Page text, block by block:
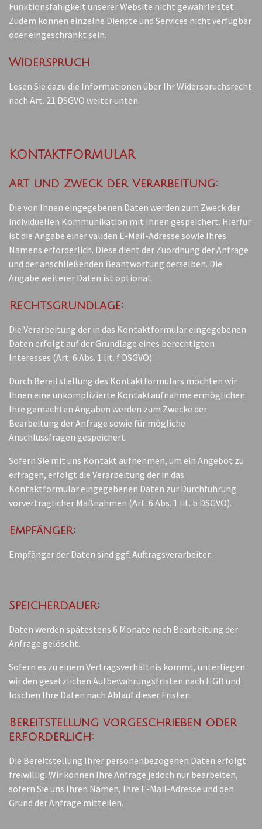
Funktionsfähigkeit unserer Website nicht gewährleistet.
Zudem können einzelne Dienste und Services nicht verfügbar
oder eingeschränkt sein.
Widerspruch
Lesen Sie dazu die Informationen über Ihr Widerspruchsrecht
nach Art. 21 DSGVO weiter unten.
Kontaktformular
Art und Zweck der Verarbeitung:
Die von Ihnen eingegebenen Daten werden zum Zweck der
individuellen Kommunikation mit Ihnen gespeichert. Hierfür
ist die Angabe einer validen E-Mail-Adresse sowie Ihres
Namens erforderlich. Diese dient der Zuordnung der Anfrage
und der anschließenden Beantwortung derselben. Die
Angabe weiterer Daten ist optional.
Rechtsgrundlage:
Die Verarbeitung der in das Kontaktformular eingegebenen
Daten erfolgt auf der Grundlage eines berechtigten
Interesses (Art. 6 Abs. 1 lit. f DSGVO).
Durch Bereitstellung des Kontaktformulars möchten wir
Ihnen eine unkomplizierte Kontaktaufnahme ermöglichen.
Ihre gemachten Angaben werden zum Zwecke der
Bearbeitung der Anfrage sowie für mögliche
Anschlussfragen gespeichert.
Sofern Sie mit uns Kontakt aufnehmen, um ein Angebot zu
erfragen, erfolgt die Verarbeitung der in das
Kontaktformular eingegebenen Daten zur Durchführung
vorvertraglicher Maßnahmen (Art. 6 Abs. 1 lit. b DSGVO).
Empfänger:
Empfänger der Daten sind ggf. Auftragsverarbeiter.
Speicherdauer:
Daten werden spätestens 6 Monate nach Bearbeitung der
Anfrage gelöscht.
Sofern es zu einem Vertragsverhältnis kommt, unterliegen
wir den gesetzlichen Aufbewahrungsfristen nach HGB und
löschen Ihre Daten nach Ablauf dieser Fristen.
Bereitstellung vorgeschrieben oder
erforderlich:
Die Bereitstellung Ihrer personenbezogenen Daten erfolgt
freiwillig. Wir können Ihre Anfrage jedoch nur bearbeiten,
sofern Sie uns Ihren Namen, Ihre E-Mail-Adresse und den
Grund der Anfrage mitteilen.